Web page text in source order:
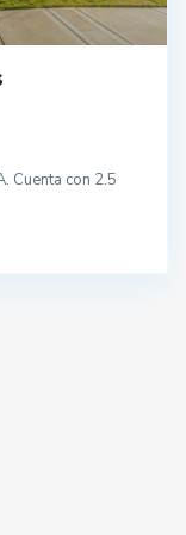
Cuenta con 2.5